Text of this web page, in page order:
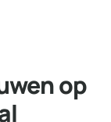
op